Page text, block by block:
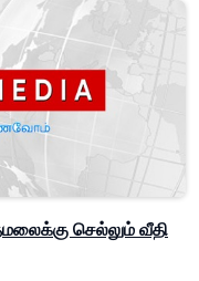
செல்லும் வீதி